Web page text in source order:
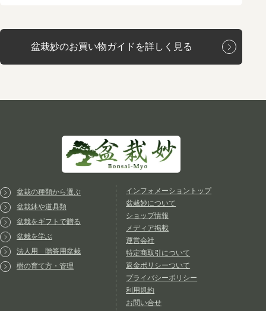
盆栽妙のお買い物ガイドを詳しく見る
盆栽の種類から選ぶ
盆栽鉢や道具類
盆栽をギフトで贈る
盆栽を学ぶ
法人用 贈答用盆栽
樹の育て方・管理
インフォメーショントップ
盆栽妙について
ショップ情報
メディア掲載
運営会社
特定商取引について
返金ポリシーついて
プライバシーポリシー
利用規約
お問い合せ